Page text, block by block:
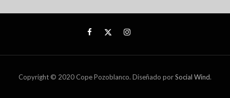
Copyright © 2020 Cope Pozoblanco. Diseñado porSocial Wind.